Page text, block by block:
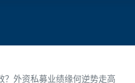
？外资私募业绩缘何逆势走高